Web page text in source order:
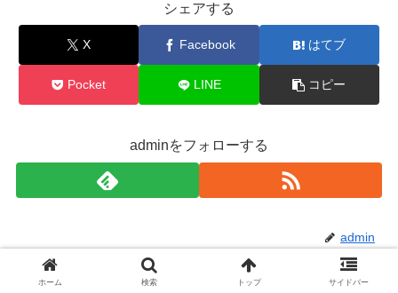
シェアする
X Facebook はてブ
Pocket LINE コピー
adminをフォローする
admin
ホーム 検索 トップ サイドバー